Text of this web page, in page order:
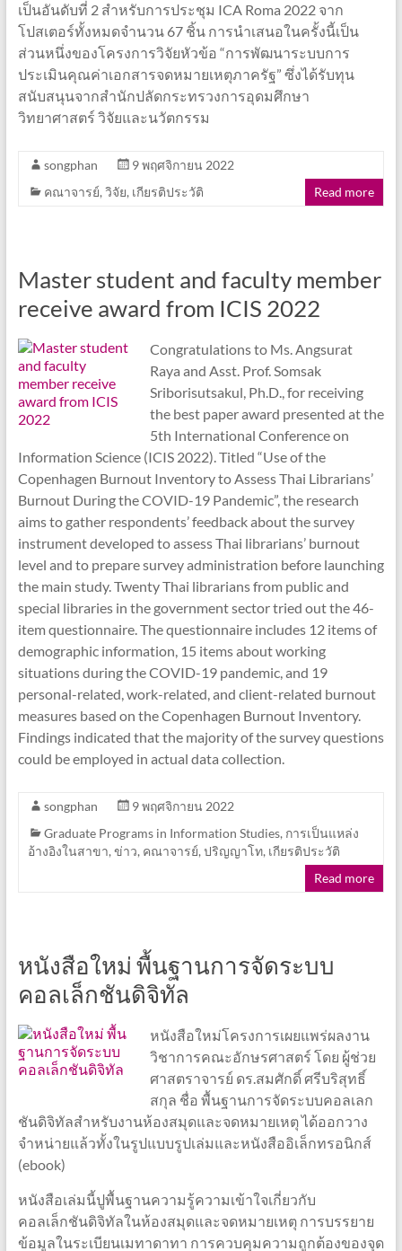
เป็นอันดับที่ 2 สำหรับการประชุม ICA Roma 2022 จาก
โปสเตอร์ทั้งหมดจำนวน 67 ชิ้น การนำเสนอในครั้งนี้เป็น
ส่วนหนึ่งของโครงการวิจัยหัวข้อ “การพัฒนาระบบการ
ประเมินคุณค่าเอกสารจดหมายเหตุภาครัฐ” ซึ่งได้รับทุน
สนับสนุนจากสำนักปลัดกระทรวงการอุดมศึกษา
วิทยาศาสตร์ วิจัยและนวัตกรรม
songphan
9 พฤศจิกายน 2022
คณาจารย์, วิจัย, เกียรติประวัติ Read more
Master student and faculty member
receive award from ICIS 2022
Congratulations to Ms. Angsurat
Raya and Asst. Prof. Somsak
Sriborisutsakul, Ph.D., for receiving
the best paper award presented at the
5th International Conference on
Information Science (ICIS 2022). Titled “Use of the
Copenhagen Burnout Inventory to Assess Thai Librarians’
Burnout During the COVID-19 Pandemic”, the research
aims to gather respondents’ feedback about the survey
instrument developed to assess Thai librarians’ burnout
level and to prepare survey administration before launching
the main study. Twenty Thai librarians from public and
special libraries in the government sector tried out the 46-
item questionnaire. The questionnaire includes 12 items of
demographic information, 15 items about working
situations during the COVID-19 pandemic, and 19
personal-related, work-related, and client-related burnout
measures based on the Copenhagen Burnout Inventory.
Findings indicated that the majority of the survey questions
could be employed in actual data collection.
songphan
9 พฤศจิกายน 2022
Graduate Programs in Information Studies, การเป็นแหล่ง
อ้างอิงในสาขา, ข่าว, คณาจารย์, ปริญญาโท, เกียรติประวัติ
Read more
หนังสือใหม่ พื้นฐานการจัดระบบ
คอลเล็กชันดิจิทัล
หนังสือใหม่โครงการเผยแพร่ผลงาน
วิชาการคณะอักษรศาสตร์ โดย ผู้ช่วย
ศาสตราจารย์ ดร.สมศักดิ์ ศรีบริสุทธิ์
สกุล ชื่อ พื้นฐานการจัดระบบคอลเลก
ชันดิจิทัลสำหรับงานห้องสมุดและจดหมายเหตุ ได้ออกวาง
จำหน่ายแล้วทั้งในรูปแบบรูปเล่มและหนังสืออิเล็กทรอนิกส์
(ebook)
หนังสือเล่มนี้ปูพื้นฐานความรู้ความเข้าใจเกี่ยวกับ
คอลเล็กชันดิจิทัลในห้องสมุดและจดหมายเหตุ การบรรยาย
ข้อมูลในระเบียนเมทาดาทา การควบคุมความถูกต้องของจุด